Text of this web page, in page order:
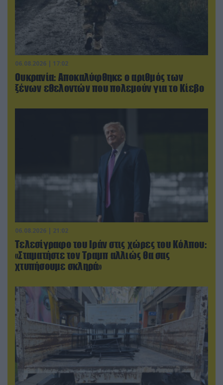
06.08.2026 | 17:02
Ουκρανία: Αποκαλύφθηκε ο αριθμός των
ξένων εθελοντών που πολεμούν για το Κίεβο
06.08.2026 | 21:02
Τελεσίγραφο του Ιράν στις χώρες του Κόλπου:
«Σταματήστε τον Τραμπ αλλιώς θα σας
χτυπήσουμε σκληρά»